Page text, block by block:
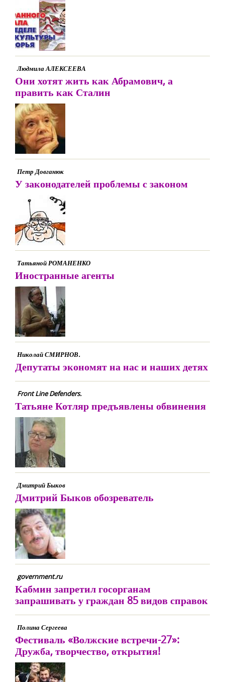
Людмила АЛЕКСЕЕВА
Они хотят жить как Абрамович, а
править как Сталин
Петр Довганюк
У законодателей проблемы с законом
Татьяной РОМАНЕНКО
Иностранные агенты
Николай СМИРНОВ.
Депутаты экономят на нас и наших детях
Front Line Defenders.
Татьяне Котляр предъявлены обвинения
Дмитрий Быков
Дмитрий Быков обозреватель
government.ru
Кабмин запретил госорганам
запрашивать у граждан 85 видов справок
Полина Сергеева
Фестиваль «Волжские встречи-27»:
Дружба, творчество, открытия!